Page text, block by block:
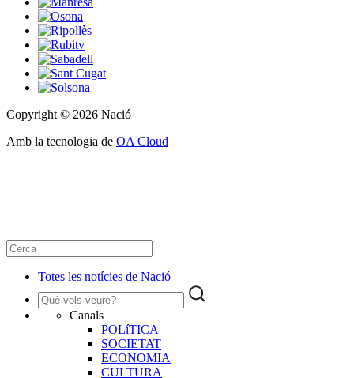
Copyright © 2026 Nació
Amb la tecnologia de OA Cloud
Totes les notícies de Nació
Canals
POLíTICA
SOCIETAT
ECONOMIA
CULTURA